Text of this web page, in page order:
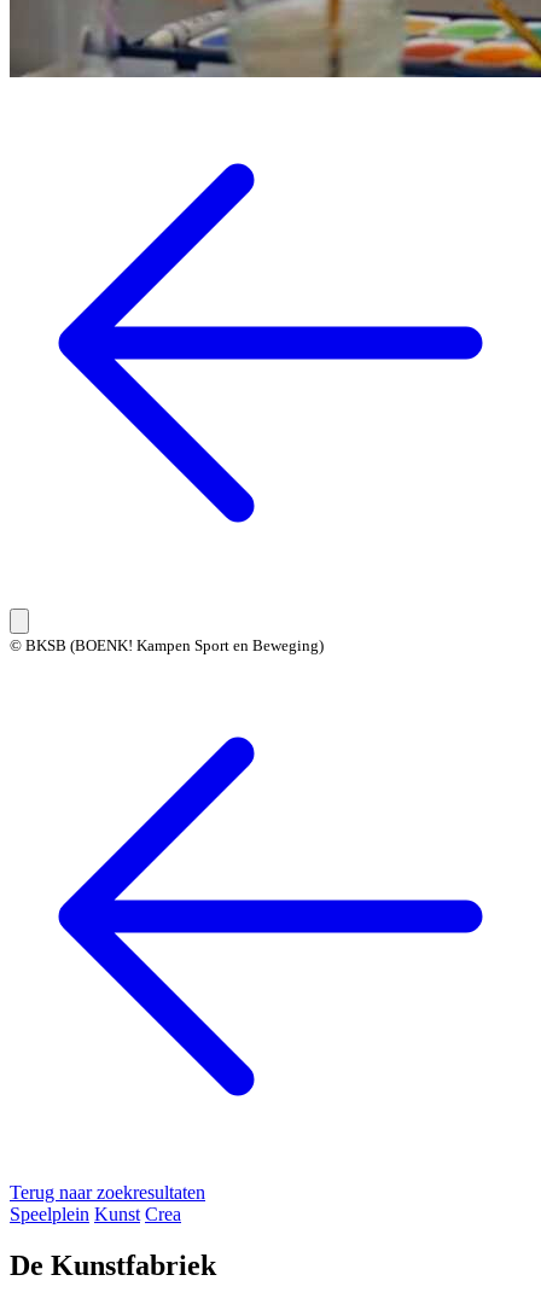
© BKSB (BOENK! Kampen Sport en Beweging)
Terug naar zoekresultaten
Speelplein Kunst Crea
De Kunstfabriek